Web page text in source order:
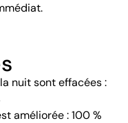
nuit sont effacées :
améliorée : 100 %